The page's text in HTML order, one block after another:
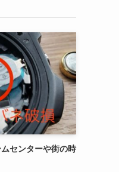
センターや街の時